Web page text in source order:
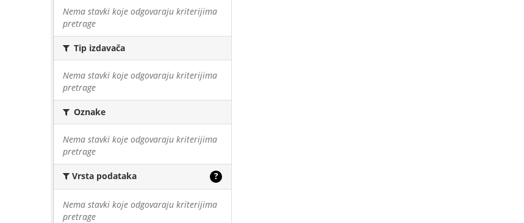
Nema stavki koje odgovaraju kriterijima
pretrage
Tip izdavača
Nema stavki koje odgovaraju kriterijima
pretrage
Oznake
Nema stavki koje odgovaraju kriterijima
pretrage
Vrsta podataka ?
Nema stavki koje odgovaraju kriterijima
pretrage